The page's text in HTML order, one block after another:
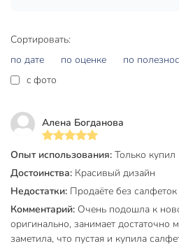
Ширина, см
Длина, см
Материал
Цвет
Артикул производителя
Вес в упаковке
Габариты упаковки
Сортировать:
по дате
по оценке
по
c фото
Алена Богданова
Опыт использования: Только купил
Достоинства: Красивый дизайн
Недостатки: Продаёте без салфеток
Комментарий: Очень подошла к
оригинально, занимает достаточно
заметила, что пустая и купила